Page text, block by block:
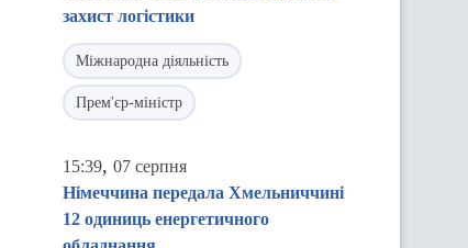
захист логістики
Міжнародна діяльність
Прем'єр-міністр
15:39, 07 серпня
Німеччина передала Хмельниччині
12 одиниць енергетичного